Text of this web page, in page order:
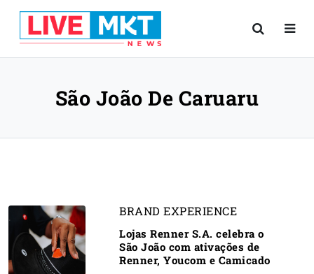
São João De Caruaru
BRAND EXPERIENCE
Lojas Renner S.A. celebra o
São João com ativações de
Renner, Youcom e Camicado